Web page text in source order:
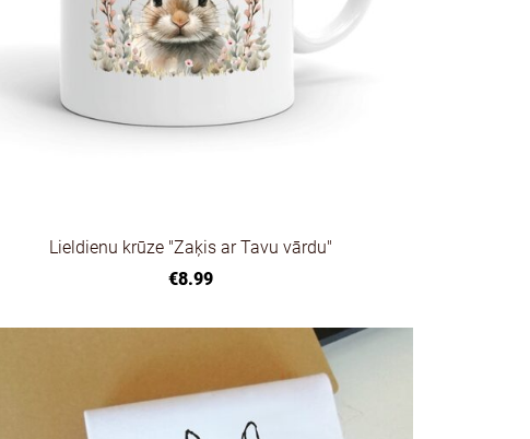
Lieldienu krūze "Zaķis ar Tavu vārdu"
€8.99